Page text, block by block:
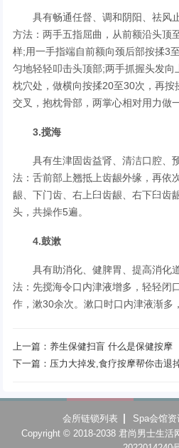
具有畅通任督、调和阴阳、祛风
方法：两手五指屈曲，从前额沿头顶
样;用一手指端自前额向颈后部按揉3
匀地轻轻叩击头顶部;两手抓握头发向
枕穴处，做横向按揉20至30次，再
交叉，抱枕骨部，两掌心相对用力做
3.搅海
具有生津固齿益肾、清洁口腔、
法：舌前部上翘抵上齿龈外缘，再依
龈、下门齿、右上臼齿龈、右下臼齿
头，共操作5遍。
4.鼓漱
具有助消化、健脾胃、提高消化
法：先搅海令口内津液增多，轻轻闭
作，漱30余次。漱口时口内津液渐多
上一篇： 养生保健扫盲 什么是保健按摩
下一篇： 压力大掉发,食疗按摩帮你击退
会所链锁列表 Spa会馆资
Copyright © 2018-2038 君尚男士生活